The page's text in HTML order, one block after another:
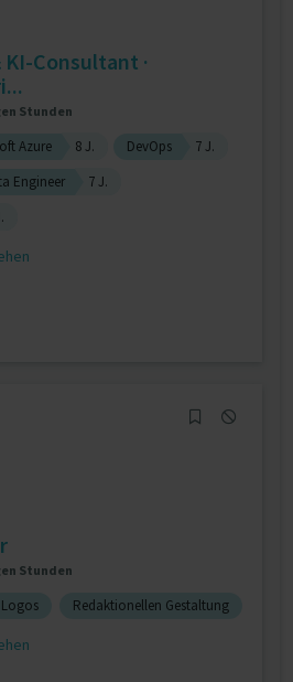
Consultant ·
Stunden
Azure 8 J. DevOps
7 J.
Engineer
7 J.
Stunden
Logos Redaktionellen Gestaltung